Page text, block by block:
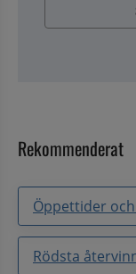
Rekommenderat
Öppettider
Rödsta